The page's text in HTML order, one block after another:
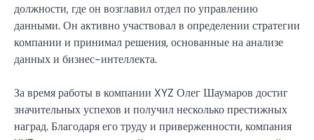
должности, где он возглавил отдел по управлению
данными. Он активно участвовал в определении стратегии
компании и принимал решения, основанные на анализе
данных и бизнес-интеллекта.
За время работы в компании XYZ Олег Шаумаров достиг
значительных успехов и получил несколько престижных
наград. Благодаря его труду и приверженности, компания